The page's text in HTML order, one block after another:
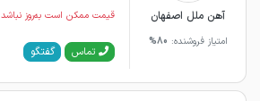
آهن ملل اصفهان
امتیاز فروشنده: 80%
قیمت ممکن است به‌روز نباشد
تماس گفتگو